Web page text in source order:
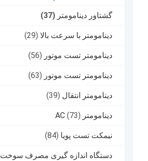
گشتاور دینامومتر (37)
دینامومتر با سرعت بالا (29)
دینامومتر تست موتور (56)
دینامومتر تست موتور (63)
دینامومتر انتقال (39)
دینامومتر AC (73)
نیمکت تست پویا (84)
دستگاه اندازه گیری مصرف سوخت